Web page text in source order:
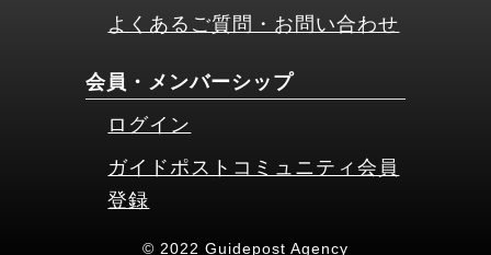
よくあるご質問・お問い合わせ
会員・メンバーシップ
ログイン
ガイドポストコミュニティ会員
登録
© 2022 Guidepost Agency